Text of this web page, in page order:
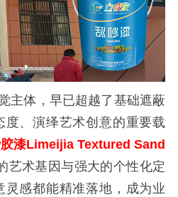
体，早已超越了基础遮蔽
度、演绎艺术创意的重要载
漆Limeijia Textured Sand
艺术基因与强大的个性化定
灵感都能精准落地，成为业